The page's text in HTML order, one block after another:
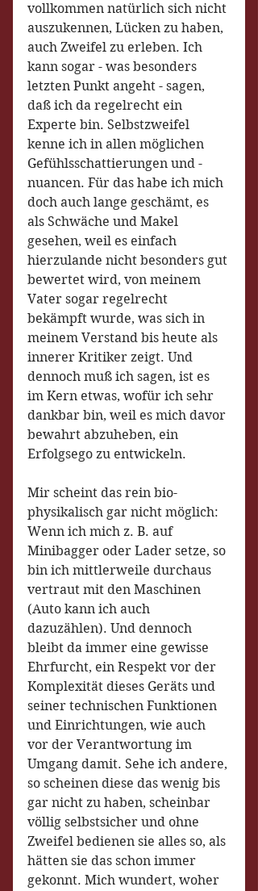
vollkommen natürlich sich nicht
auszukennen, Lücken zu haben,
auch Zweifel zu erleben. Ich
kann sogar - was besonders
letzten Punkt angeht - sagen,
daß ich da regelrecht ein
Experte bin. Selbstzweifel
kenne ich in allen möglichen
Gefühlsschattierungen und -
nuancen. Für das habe ich mich
doch auch lange geschämt, es
als Schwäche und Makel
gesehen, weil es einfach
hierzulande nicht besonders gut
bewertet wird, von meinem
Vater sogar regelrecht
bekämpft wurde, was sich in
meinem Verstand bis heute als
innerer Kritiker zeigt. Und
dennoch muß ich sagen, ist es
im Kern etwas, wofür ich sehr
dankbar bin, weil es mich davor
bewahrt abzuheben, ein
Erfolgsego zu entwickeln.
Mir scheint das rein bio-
physikalisch gar nicht möglich:
Wenn ich mich z. B. auf
Minibagger oder Lader setze, so
bin ich mittlerweile durchaus
vertraut mit den Maschinen
(Auto kann ich auch
dazuzählen). Und dennoch
bleibt da immer eine gewisse
Ehrfurcht, ein Respekt vor der
Komplexität dieses Geräts und
seiner technischen Funktionen
und Einrichtungen, wie auch
vor der Verantwortung im
Umgang damit. Sehe ich andere,
so scheinen diese das wenig bis
gar nicht zu haben, scheinbar
völlig selbstsicher und ohne
Zweifel bedienen sie alles so, als
hätten sie das schon immer
gekonnt. Mich wundert, woher